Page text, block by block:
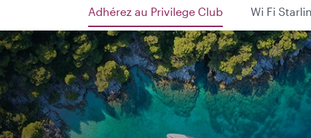
Adhérez au Privilege Club Wi Fi